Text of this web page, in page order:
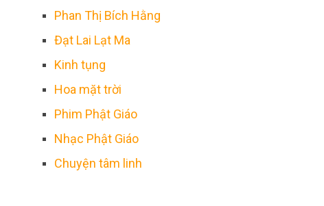
Phan Thị Bích Hằng
Đạt Lai Lạt Ma
Kinh tụng
Hoa mặt trời
Phim Phật Giáo
Nhạc Phật Giáo
Chuyện tâm linh